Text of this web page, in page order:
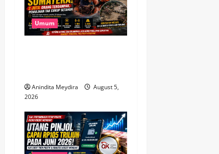
Umum
Anindita Meydira
August 5,
2026